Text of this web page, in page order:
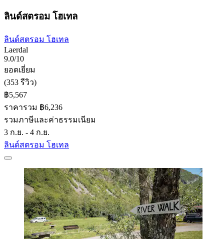
ลินด์สตรอม โฮเทล
ลินด์สตรอม โฮเทล
Laerdal
9.0/10
ยอดเยี่ยม
(353 รีวิว)
฿5,567
ราคารวม ฿6,236
รวมภาษีและค่าธรรมเนียม
3 ก.ย. - 4 ก.ย.
ลินด์สตรอม โฮเทล